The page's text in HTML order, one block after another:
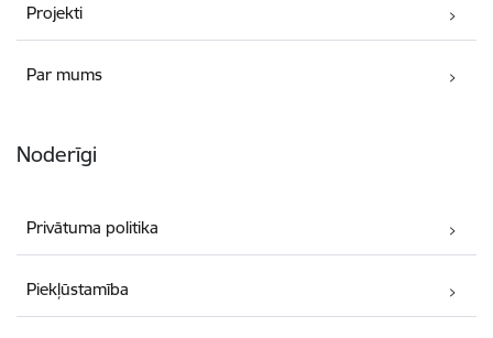
Projekti
Par mums
Noderīgi
Privātuma politika
Piekļūstamība